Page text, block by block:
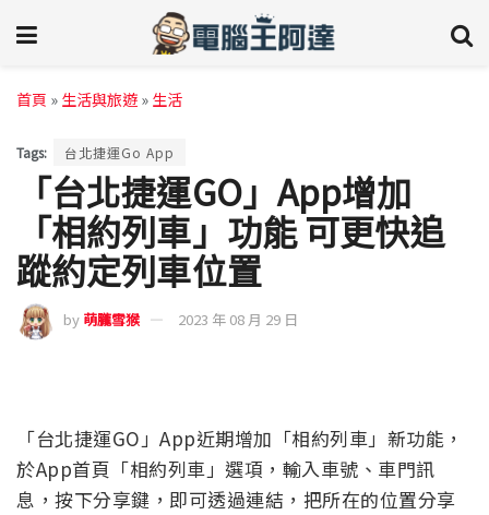
首頁 » 生活與旅遊 » 生活
Tags: 台北捷運Go App
「台北捷運GO」App增加
「相約列車」功能 可更快追
蹤約定列車位置
by 萌朧雪猴 2023 年 08 月 29 日
「台北捷運GO」App近期增加「相約列車」新功能，
於App首頁「相約列車」選項，輸入車號、車門訊
息，按下分享鍵，即可透過連結，把所在的位置分享